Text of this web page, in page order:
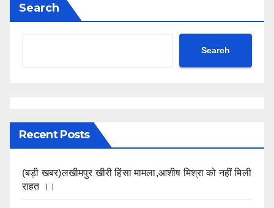
Search
Search
Recent Posts
(बड़ी खबर)लखीमपुर खीरी हिंसा मामला,आशीष मिश्रा को नहीं मिली
राहत ।।